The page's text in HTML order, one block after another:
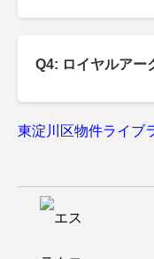
Q4: ロイヤルアー
東淀川区物件ライブ